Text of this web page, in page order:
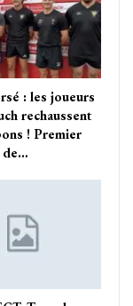
: les joueurs
rechaussent
! Premier
de…